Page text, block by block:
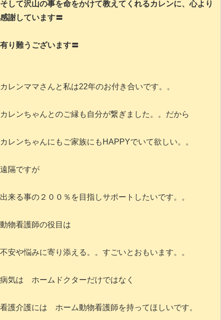
そして沢山の事を命をかけて教えてくれるカレンに、心より
感謝しています〓
有り難うございます〓
カレンママさんと私は22年のお付き合いです。。
カレンちゃんとのご縁も自分が繋ぎました。。だから
カレンちゃんにもご家族にもHAPPYでいて欲しい。。
遠隔ですが
出来る事の２００％を目指しサポートしたいです。。
動物看護師の役目は
不安や悩みに寄り添える。。すごいとおもいます。。
病気は ホームドクターだけではなく
看護介護には ホーム動物看護師を持ってほしいです。